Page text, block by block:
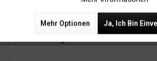
Beschreibung
Mehr Optionen Ja, Ich Bin